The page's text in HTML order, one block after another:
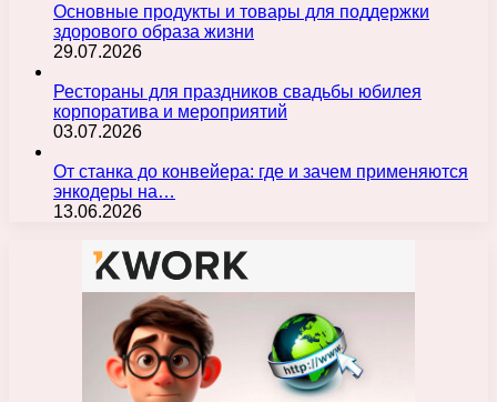
Основные продукты и товары для поддержки
здорового образа жизни
29.07.2026
Рестораны для праздников свадьбы юбилея
корпоратива и мероприятий
03.07.2026
От станка до конвейера: где и зачем применяются
энкодеры на…
13.06.2026